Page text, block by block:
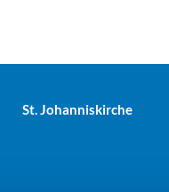
St. Johanniskirche